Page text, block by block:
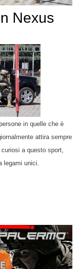
Nexus
in quelle che è
attira sempre
a questo sport,
legami unici.